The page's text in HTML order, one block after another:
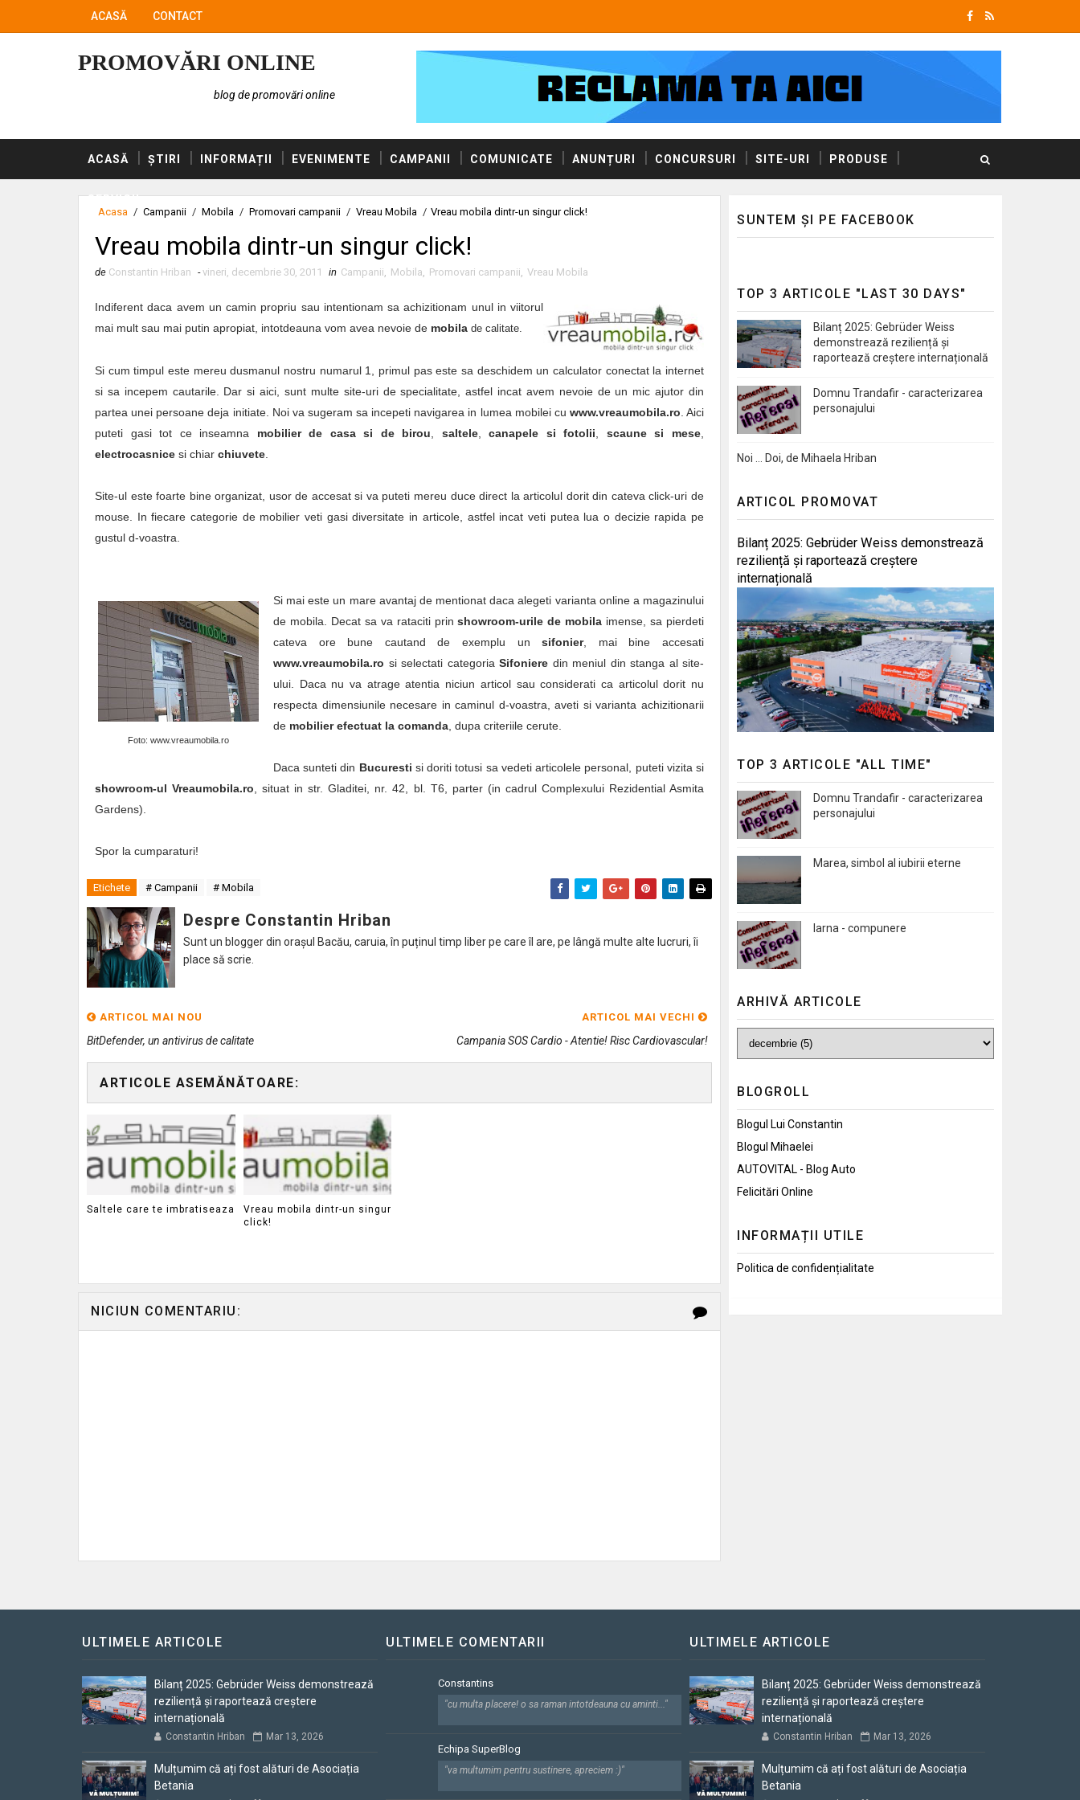
ACASĂ CONTACT
PROMOVĂRI ONLINE
blog de promovări online
ACASĂ ȘTIRI INFORMAȚII EVENIMENTE CAMPANII COMUNICATE ANUNȚURI CONCURSURI SITE-URI PRODUSE
SERVICII
Acasa / Campanii / Mobila / Promovari campanii / Vreau Mobila / Vreau mobila dintr-un singur click!
Vreau mobila dintr-un singur click!
de Constantin Hriban - vineri, decembrie 30, 2011 in Campanii, Mobila, Promovari campanii, Vreau Mobila
Indiferent daca avem un camin propriu sau intentionam sa achizitionam unul in viitorul
mai mult sau mai putin apropiat, intotdeauna vom avea nevoie de mobila de calitate.
Si cum timpul este mereu dusmanul nostru numarul 1, primul pas este sa deschidem un calculator conectat la internet
si sa incepem cautarile. Dar si aici, sunt multe site-uri de specialitate, astfel incat avem nevoie de un mic ajutor din
partea unei persoane deja initiate. Noi va sugeram sa incepeti navigarea in lumea mobilei cu www.vreaumobila.ro . Aici
puteti gasi tot ce inseamna mobilier de casa si de birou saltele,canapele si fotolii scaune si mese
electrocasnice si chiar chiuvete
Site-ul este foarte bine organizat, usor de accesat si va puteti mereu duce direct la articolul dorit din cateva click-uri de
mouse. In fiecare categorie de mobilier veti gasi diversitate in articole, astfel incat veti putea lua o decizie rapida pe
gustul d-voastra.
Foto: www.vreaumobila.ro
Si mai este un mare avantaj de mentionat daca alegeti varianta online a magazinului
de mobila. Decat sa va rataciti prinshowroom-urile de mobila imense, sa pierdeti
cateva ore bune cautand de exemplu unsifonier, mai bine accesati
www.vreaumobila.ro si selectati categoria Sifoniere din meniul din stanga al site-
ului. Daca nu va atrage atentia niciun articol sau considerati ca articolul dorit nu
respecta dimensiunile necesare in caminul d-voastra, aveti si varianta achizitionarii
de mobilier efectuat la comanda , dupa criteriile cerute.
Daca sunteti din Bucuresti si doriti totusi sa vedeti articolele personal, puteti vizita si
showroom-ul Vreaumobila.ro , situat in str. Gladitei, nr. 42, bl. T6, parter (in cadrul Complexului Rezidential Asmita
Gardens).
Spor la cumparaturi!
Etichete # Campanii # Mobila
Despre Constantin Hriban
Sunt un blogger din orașul Bacău, caruia, în puținul timp liber pe care îl are, pe lângă multe alte lucruri, îi
place să scrie.
ARTICOL MAI NOU
BitDefender, un antivirus de calitate
ARTICOL MAI VECHI
Campania SOS Cardio - Atentie! Risc Cardiovascular!
ARTICOLE ASEMĂNĂTOARE:
Saltele care te imbratiseaza
Vreau mobila dintr-un singur
click!
NICIUN COMENTARIU:
SUNTEM ȘI PE FACEBOOK
TOP 3 ARTICOLE "LAST 30 DAYS"
Bilanț 2025: Gebrüder Weiss
demonstrează reziliență și
raportează creștere internațională
Domnu Trandafir - caracterizarea
personajului
Noi … Doi, de Mihaela Hriban
ARTICOL PROMOVAT
Bilanț 2025: Gebrüder Weiss demonstrează
reziliență și raportează creștere
internațională
TOP 3 ARTICOLE "ALL TIME"
Domnu Trandafir - caracterizarea
personajului
Marea, simbol al iubirii eterne
Iarna - compunere
ARHIVĂ ARTICOLE
BLOGROLL
Blogul Lui Constantin
Blogul Mihaelei
AUTOVITAL - Blog Auto
Felicitări Online
INFORMAȚII UTILE
Politica de confidențialitate
ULTIMELE ARTICOLE
Bilanț 2025: Gebrüder Weiss demonstrează
reziliență și raportează creștere
internațională
Constantin Hriban Mar 13, 2026
Mulțumim că ați fost alături de Asociația
Betania
ULTIMELE COMENTARII
Constantins
"cu multa placere! o sa raman intotdeauna cu aminti..."
Echipa SuperBlog
"va multumim pentru sustinere, apreciem :)"
ULTIMELE ARTICOLE
Bilanț 2025: Gebrüder Weiss demonstrează
reziliență și raportează creștere
internațională
Constantin Hriban Mar 13, 2026
Mulțumim că ați fost alături de Asociația
Betania